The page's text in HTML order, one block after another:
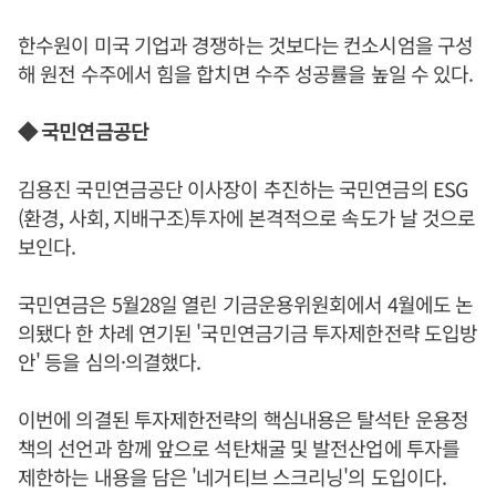
한수원이 미국 기업과 경쟁하는 것보다는 컨소시엄을 구성
해 원전 수주에서 힘을 합치면 수주 성공률을 높일 수 있다.
◆ 국민연금공단
김용진 국민연금공단 이사장이 추진하는 국민연금의 ESG
(환경, 사회, 지배구조)투자에 본격적으로 속도가 날 것으로
보인다.
국민연금은 5월28일 열린 기금운용위원회에서 4월에도 논
의됐다 한 차례 연기된 '국민연금기금 투자제한전략 도입방
안' 등을 심의·의결했다.
이번에 의결된 투자제한전략의 핵심내용은 탈석탄 운용정
책의 선언과 함께 앞으로 석탄채굴 및 발전산업에 투자를
제한하는 내용을 담은 '네거티브 스크리닝'의 도입이다.